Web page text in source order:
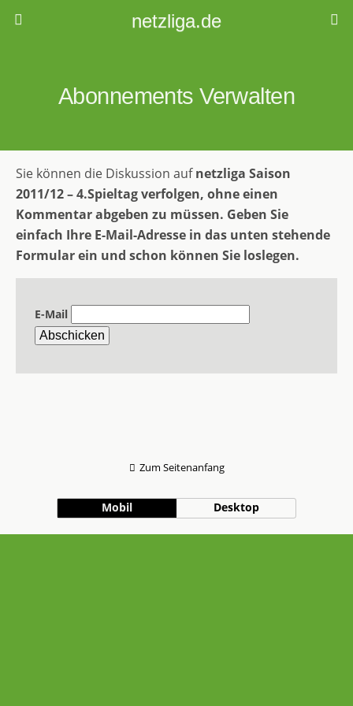
netzliga.de
Abonnements Verwalten
Sie können die Diskussion aufnetzliga Saison
2011/12 – 4.Spieltagverfolgen, ohne einen
Kommentar abgeben zu müssen. Geben Sie
einfach Ihre E-Mail-Adresse in das unten stehende
Formular ein und schon können Sie loslegen.
E-Mail
Zum Seitenanfang
Mobil Desktop